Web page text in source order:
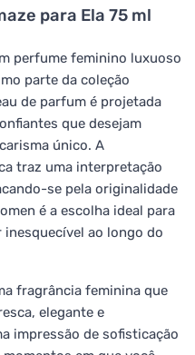
para Ela 75 ml
perfume feminino luxuoso
parte da coleção
de parfum é projetada
que desejam
único. A
traz uma interpretação
se pela originalidade
é a escolha ideal para
ao longo do
fragrância feminina que
elegante e
impressão de sofisticação